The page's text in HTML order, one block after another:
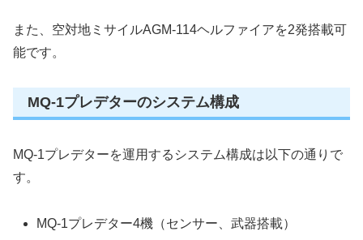
また、空対地ミサイルAGM-114ヘルファイアを2発搭載可
能です。
MQ-1プレデターのシステム構成
MQ-1プレデターを運用するシステム構成は以下の通りで
す。
MQ-1プレデター4機（センサー、武器搭載）